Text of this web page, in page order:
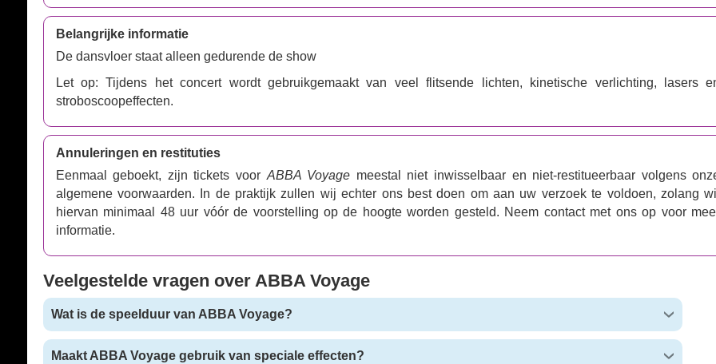
Belangrijke informatie
De dansvloer staat alleen gedurende de show
Let op: Tijdens het concert wordt gebruikgemaakt van veel flitsende lichten, kinetische verlichting, lasers
stroboscoopeffecten.
Annuleringen en restituties
Eenmaal geboekt, zijn tickets voor ABBA Voyage meestal niet inwisselbaar en niet-restitueerbaar volgens
algemene voorwaarden. In de praktijk zullen wij echter ons best doen om aan uw verzoek te voldoen, zolang
hiervan minimaal 48 uur vóór de voorstelling op de hoogte worden gesteld. Neem contact met ons op voor
informatie.
Veelgestelde vragen over ABBA Voyage
Wat is de speelduur van ABBA Voyage?
Maakt ABBA Voyage gebruik van speciale effecten?